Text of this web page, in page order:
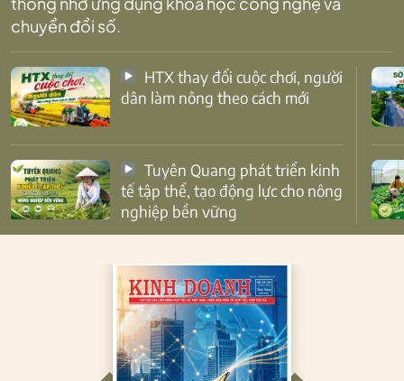
chuyển đổi số.
dân làm nông theo cách mới
tế tập thể, tạo động lực cho nông
nghiệp bền vững